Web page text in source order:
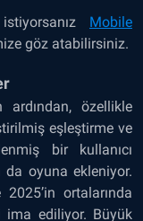
Mobile
göz atabilirsiniz.
özellikle
eşleştirme ve
bir kullanıcı
oyuna ekleniyor.
ortalarında
ima ediliyor. Büyük